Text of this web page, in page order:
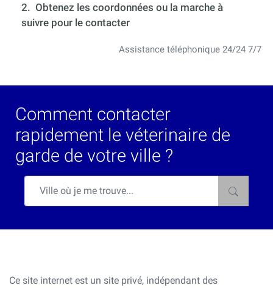
2. Obtenez les coordonnées ou la marche à
suivre pour le contacter
Assistance téléphonique 24/24 7/7
Comment contacter
rapidement le véterinaire de
garde de votre ville ?
Ce site internet est un site privé, indépendant des